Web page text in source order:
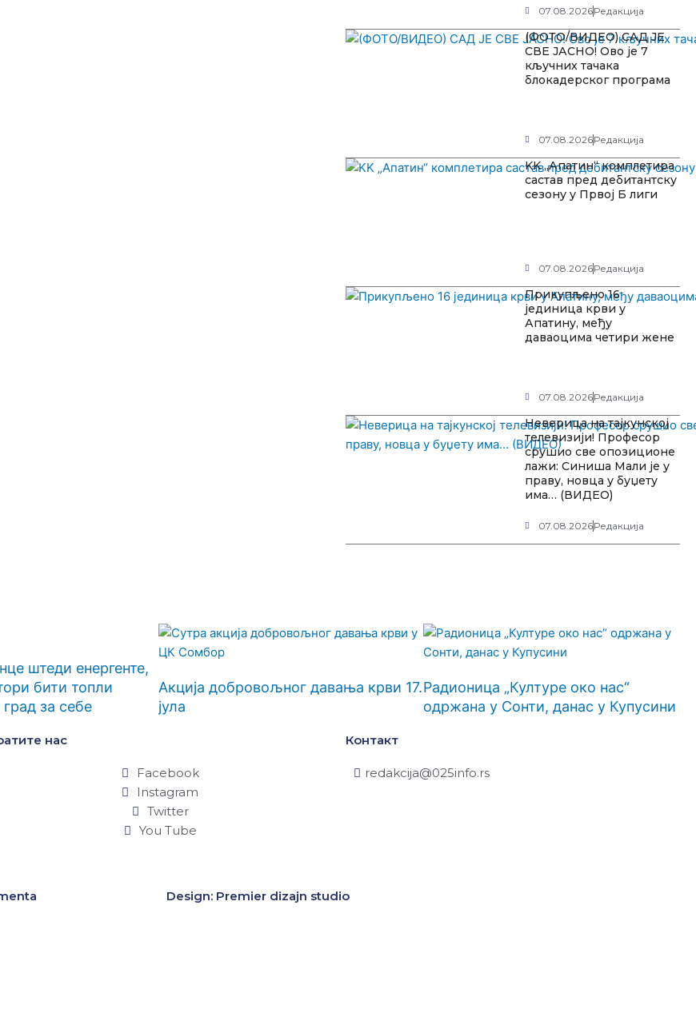
07.08.2026Редакција
(ФОТО/ВИДЕО) САД ЈЕ
СВЕ ЈАСНО! Ово је 7
кључних тачака
блокадерског програма
07.08.2026Редакција
KK „Апатин“ комплетира
састав пред дебитантску
сезону у Првој Б лиги
07.08.2026Редакција
Прикупљено 16
јединица крви у
Апатину, међу
даваоцима четири жене
07.08.2026Редакција
Неверица на тајкунској
телевизији! Професор
срушио све опозиционе
лажи: Синиша Мали је у
праву, новца у буџету
има… (ВИДЕО)
07.08.2026Редакција
штеди енергенте,
бити топли
град за себе
Акција добровољног давања крви 17.
јула
Радионица „Културе око нас“
одржана у Сонти, данас у Купусини
нас
Facebook
Instagram
Twitter
You Tube
Контакт
redakcija@025info.rs
Design: Premier dizajn studio